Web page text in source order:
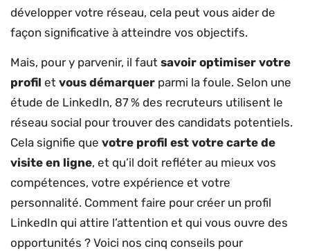
développer votre réseau, cela peut vous aider de
façon significative à atteindre vos objectifs.
Mais, pour y parvenir, il faut savoir optimiser votre
profil et vous démarquer parmi la foule. Selon une
étude de LinkedIn, 87 % des recruteurs utilisent le
réseau social pour trouver des candidats potentiels.
Cela signifie que votre profil est votre carte de
visite en ligne, et qu’il doit refléter au mieux vos
compétences, votre expérience et votre
personnalité. Comment faire pour créer un profil
LinkedIn qui attire l’attention et qui vous ouvre des
opportunités ? Voici nos cinq conseils pour